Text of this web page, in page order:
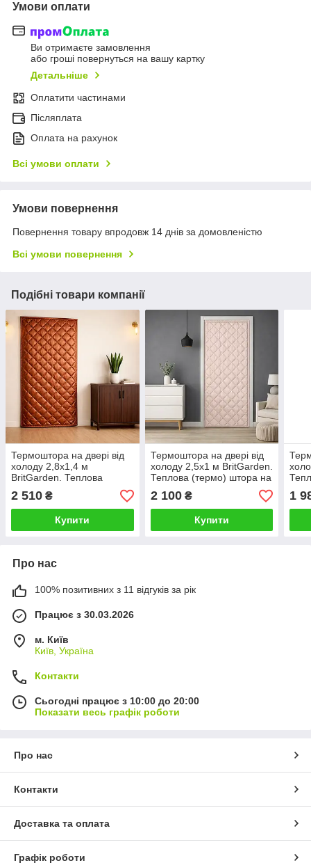
Умови оплати
Ви отримаєте замовлення
або гроші повернуться на вашу картку
Детальніше
Оплатити частинами
Післяплата
Оплата на рахунок
Всі умови оплати
Умови повернення
Повернення товару впродовж 14 днів за домовленістю
Всі умови повернення
Подібні товари компанії
Термоштора на двері від
холоду 2,8х1,4 м
BritGarden. Теплова
(термо) штора на двері
дуже тепла, багатошарова
2 510 ₴
Купити
Термоштора на двері від
холоду 2,5х1 м BritGarden.
Теплова (термо) штора на
двері дуже тепла,
багатошарова
2 100₴
Купити
1
Про нас
100% позитивних з 11 відгуків за рік
Працює з 30.03.2026
м. Київ
Київ, Україна
Контакти
Сьогодні працює з 10:00 до 20:00
Показати весь графік роботи
Про нас
Контакти
Доставка та оплата
Графік роботи